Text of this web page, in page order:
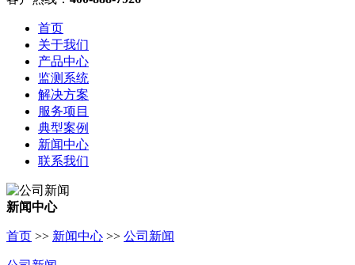
首页
关于我们
产品中心
监测系统
解决方案
服务项目
典型案例
新闻中心
联系我们
新闻中心
首页 >> 新闻中心 >> 公司新闻